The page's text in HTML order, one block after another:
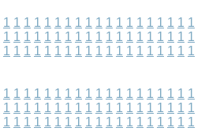
1 1 1 1 1 1 1 1 1 1 1 1 1 1 1 1 1 1 1
1 1 1 1 1 1 1 1 1 1 1 1 1 1 1 1 1 1 1
1 1 1 1 1 1 1 1 1 1 1 1 1 1 1 1 1 1 1
1 1 1 1 1 1 1 1 1 1 1 1 1 1 1 1 1 1 1
1 1 1 1 1 1 1 1 1 1 1 1 1 1 1 1 1 1 1
1 1 1 1 1 1 1 1 1 1 1 1 1 1 1 1 1 1 1